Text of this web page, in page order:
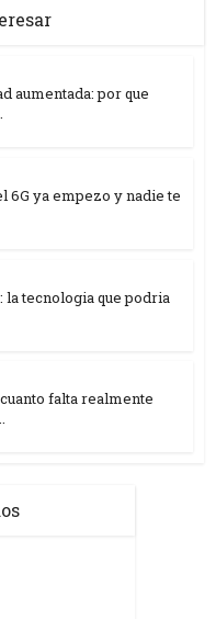
aumentada: por que
6G ya empezo y nadie te
la tecnologia que podria
falta realmente